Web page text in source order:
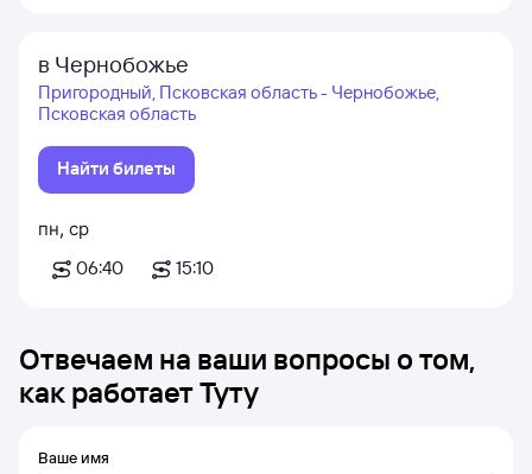
в Чернобожье
Пригородный, Псковская область - Чернобожье,
Псковская область
Найти билеты
пн, ср
06:40
15:10
Отвечаем на ваши вопросы о том,
как работает Туту
Ваше имя